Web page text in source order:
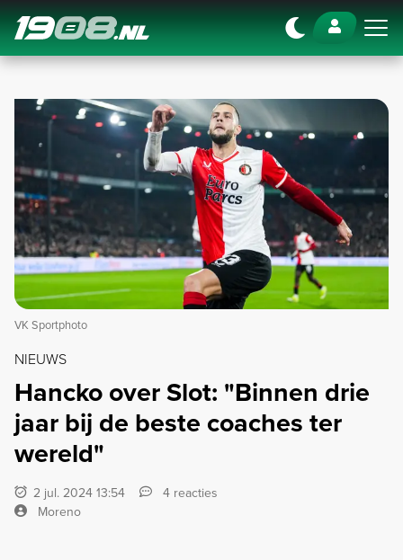
Navigation
VK Sportphoto
NIEUWS
Hancko over Slot: "Binnen drie
jaar bij de beste coaches ter
wereld"
2 jul. 2024 13:54
4 reacties
Moreno